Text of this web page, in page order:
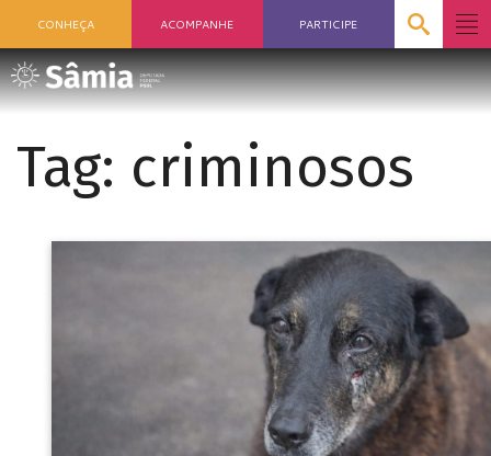
CONHEÇA ACOMPANHE PARTICIPE
Tag: criminosos